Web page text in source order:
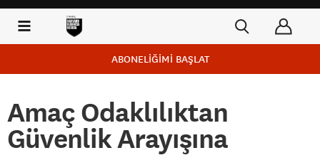
ABONELİĞİMİ BAŞLAT
Amaç Odaklılıktan
Güvenlik Arayışına